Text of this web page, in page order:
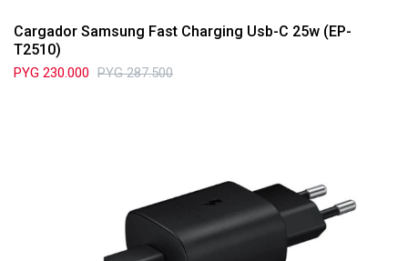
Cargador Samsung Fast Charging Usb-C 25w (EP-
T2510)
PYG 230.000 PYG 287.500